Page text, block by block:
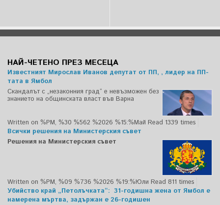
НАЙ-ЧЕТЕНО ПРЕЗ МЕСЕЦА
Известният Мирослав Иванов депутат от ПП, , лидер на ПП-
тата в Ямбол
Скандалът с „незаконния град“ е невъзможен без
знанието на общинската власт във Варна
Written on %PM, %30 %562 %2026 %15:%Май Read 1339 times
Всички решения на Министерския съвет
Решения на Министерския съвет
Written on %PM, %09 %736 %2026 %19:%Юли Read 811 times
Убийство край „Петолъчката“: 31-годишна жена от Ямбол е
намерена мъртва, задържан е 26-годишен